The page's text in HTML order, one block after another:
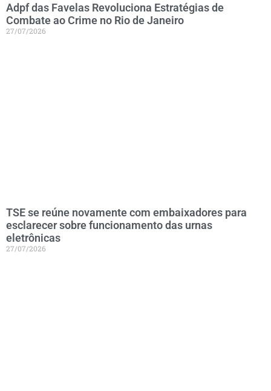
Adpf das Favelas Revoluciona Estratégias de
Combate ao Crime no Rio de Janeiro
27/07/2026
TSE se reúne novamente com embaixadores para
esclarecer sobre funcionamento das urnas
eletrônicas
27/07/2026